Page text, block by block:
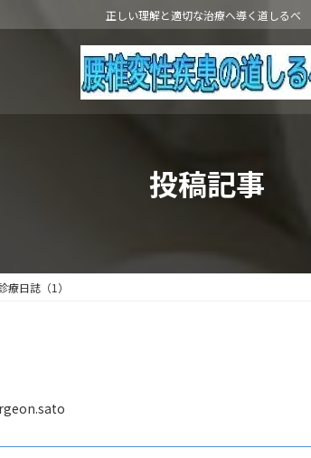
正しい理解と適切な治療へ導く道しるべ
投稿記事
療日誌（1）